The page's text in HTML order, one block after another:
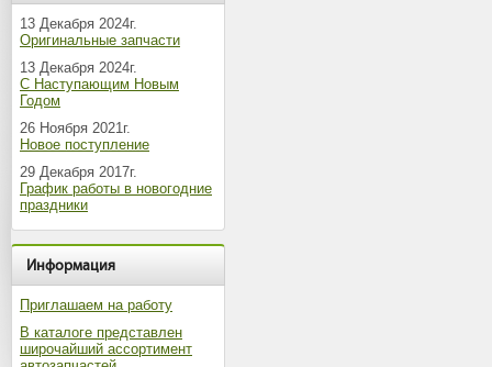
13 Декабря 2024г.
Оригинальные запчасти
13 Декабря 2024г.
С Наступающим Новым
Годом
26 Ноября 2021г.
Новое поступление
29 Декабря 2017г.
График работы в новогодние
праздники
Информация
Приглашаем на работу
В каталоге представлен
широчайший ассортимент